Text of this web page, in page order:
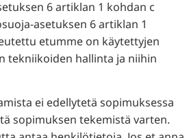
6 artiklan 1 kohdan c
asetuksen 6 artiklan 1
etumme on käytettyjen
tekniikoiden hallinta ja niihin
ei edellytetä sopimuksessa
sopimuksen tekemistä varten.